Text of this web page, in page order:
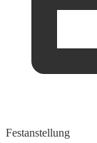
Festanstellung